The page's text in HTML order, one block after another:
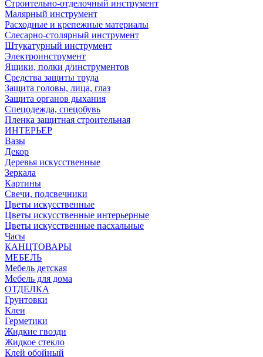
Строительно-отделочный инструмент
Малярный инструмент
Расходные и крепежные материалы
Слесарно-столярный инструмент
Штукатурный инструмент
Электроинструмент
Ящики, полки д/инструментов
Средства защиты труда
Защита головы, лица, глаз
Защита органов дыхания
Спецодежда, спецобувь
Пленка защитная строительная
ИНТЕРЬЕР
Вазы
Декор
Деревья искусственные
Зеркала
Картины
Свечи, подсвечники
Цветы искусственные
Цветы искусственные интерьерные
Цветы искусственные пасхальные
Часы
КАНЦТОВАРЫ
МЕБЕЛЬ
Мебель детская
Мебель для дома
ОТДЕЛКА
Грунтовки
Клеи
Герметики
Жидкие гвозди
Жидкое стекло
Клей обойный